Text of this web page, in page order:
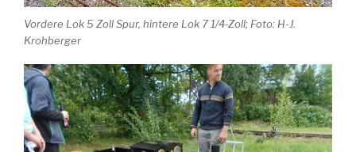
Vordere Lok 5 Zoll Spur, hintere Lok 7 1/4-Zoll; Foto: H-J.
Krohberger